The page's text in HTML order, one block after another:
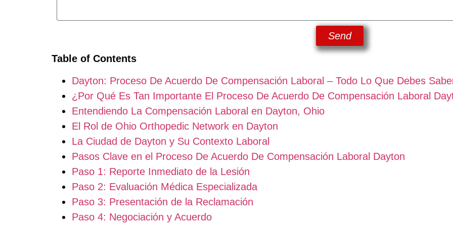
Send
Table of Contents
Dayton: Proceso De Acuerdo De Compensación Laboral – Todo Lo Que Debes
¿Por Qué Es Tan Importante El Proceso De Acuerdo De Compensación Laboral
Entendiendo La Compensación Laboral en Dayton, Ohio
El Rol de Ohio Orthopedic Network en Dayton
La Ciudad de Dayton y Su Contexto Laboral
Pasos Clave en el Proceso De Acuerdo De Compensación Laboral Dayton
Paso 1: Reporte Inmediato de la Lesión
Paso 2: Evaluación Médica Especializada
Paso 3: Presentación de la Reclamación
Paso 4: Negociación y Acuerdo